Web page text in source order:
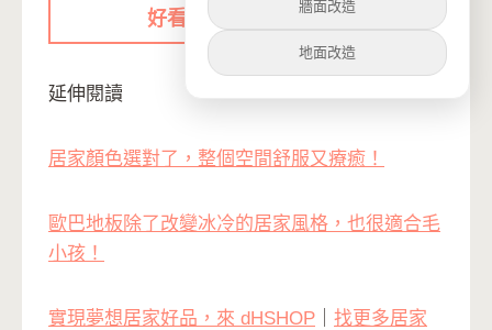
好看尼斯小木就在這！
延伸閱讀
居家顏色選對了，整個空間舒服又療癒！
歐巴地板除了改變冰冷的居家風格，也很適合毛
小孩！
實現夢想居家好品，來 dHSHOP
找更多居家
牆面改造
地面改造